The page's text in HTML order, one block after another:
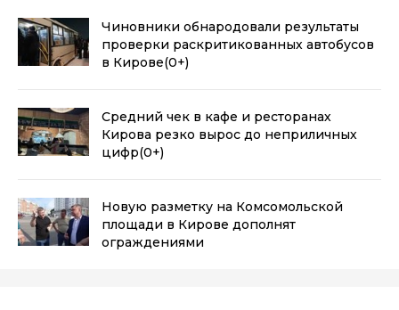
Чиновники обнародовали результаты
проверки раскритикованных автобусов
в Кирове(0+)
Средний чек в кафе и ресторанах
Кирова резко вырос до неприличных
цифр(0+)
Новую разметку на Комсомольской
площади в Кирове дополнят
ограждениями